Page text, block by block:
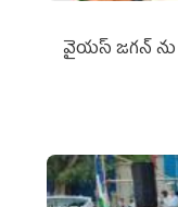
వైయ‌స్ జగన్‌ ను